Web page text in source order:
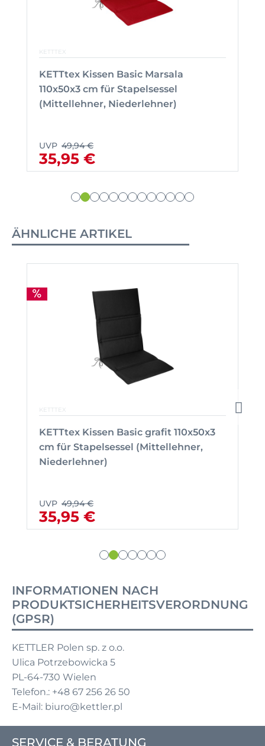
KETTTEX
KETTtex Kissen Basic Marsala
110x50x3 cm für Stapelsessel
(Mittellehner, Niederlehner)
UVP 49,94 €
35,95 €
ÄHNLICHE ARTIKEL
KETTTEX
KETTtex Kissen Basic grafit 110x50x3
cm für Stapelsessel (Mittellehner,
Niederlehner)
UVP 49,94 €
35,95 €
INFORMATIONEN NACH
PRODUKTSICHERHEITSVERORDNUNG
(GPSR)
KETTLER Polen sp. z o.o.
Ulica Potrzebowicka 5
PL-64-730 Wielen
Telefon.: +48 67 256 26 50
E-Mail: biuro@kettler.pl
SERVICE & BERATUNG